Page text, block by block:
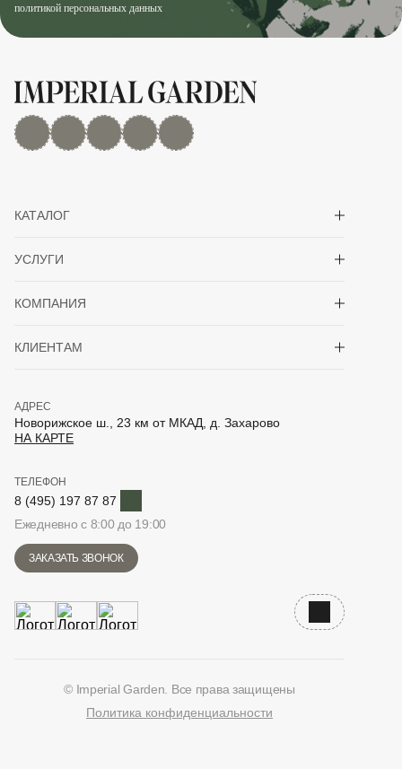
политикой персональных данных
MAX Дзен YouTuberutubeTelegram
КАТАЛОГ
УСЛУГИ
КОМПАНИЯ
КЛИЕНТАМ
АДРЕС
Новорижское ш., 23 км от МКАД, д. Захарово
НА КАРТЕ
ТЕЛЕФОН
8 (495) 197 87 87
Ежедневно с 8:00 до 19:00
ЗАКАЗАТЬ ЗВОНОК
Наверх
© Imperial Garden. Все права защищены
Политика конфиденциальности